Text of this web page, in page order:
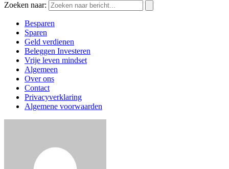
Zoeken naar:
Besparen
Sparen
Geld verdienen
Beleggen Investeren
Vrije leven mindset
Algemeen
Over ons
Contact
Privacyverklaring
Algemene voorwaarden